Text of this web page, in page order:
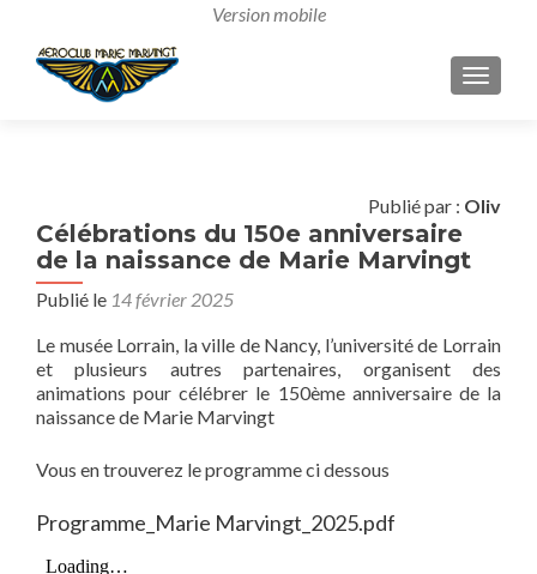
Publié par : Oliv
Célébrations du 150e anniversaire
de la naissance de Marie Marvingt
Publié le 14 février 2025
Le musée Lorrain, la ville de Nancy, l’université de Lorrain
et plusieurs autres partenaires, organisent des
animations pour célébrer le 150ème anniversaire de la
naissance de Marie Marvingt
Vous en trouverez le programme ci dessous
Programme_Marie Marvingt_2025.pdf